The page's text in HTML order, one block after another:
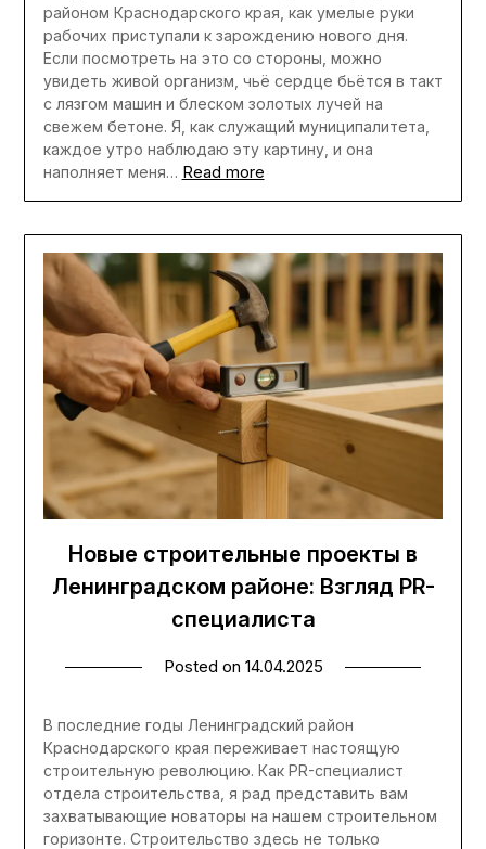
районом Краснодарского края, как умелые руки
рабочих приступали к зарождению нового дня.
Если посмотреть на это со стороны, можно
увидеть живой организм, чьё сердце бьётся в такт
с лязгом машин и блеском золотых лучей на
свежем бетоне. Я, как служащий муниципалитета,
каждое утро наблюдаю эту картину, и она
наполняет меня… Read more
Новые строительные проекты в
Ленинградском районе: Взгляд PR-
специалиста
Posted on 14.04.2025
В последние годы Ленинградский район
Краснодарского края переживает настоящую
строительную революцию. Как PR-специалист
отдела строительства, я рад представить вам
захватывающие новаторы на нашем строительном
горизонте. Строительство здесь не только